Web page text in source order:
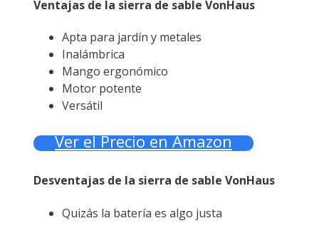
Ventajas de la sierra de sable VonHaus
Apta para jardín y metales
Inalámbrica
Mango ergonómico
Motor potente
Versátil
Ver el Precio en Amazon
Desventajas de la sierra de sable VonHaus
Quizás la batería es algo justa